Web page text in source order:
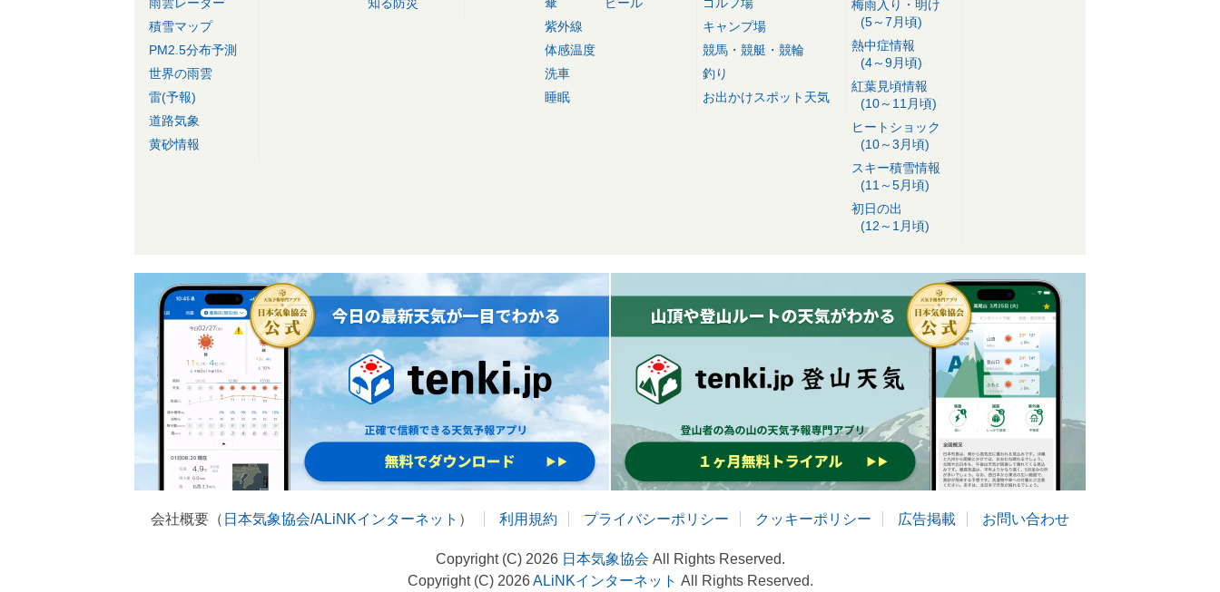
積雪マップ
PM2.5分布予測
世界の雨雲
雷(予報)
道路気象
黄砂情報
紫外線
体感温度
洗車
睡眠
キャンプ場
競馬・競艇・競輪
釣り
お出かけスポット天気
梅雨入り・明け
(5～7月頃)
熱中症情報
(4～9月頃)
紅葉見頃情報
(10～11月頃)
ヒートショック
(10～3月頃)
スキー積雪情報
(11～5月頃)
初日の出
(12～1月頃)
会社概要（ 日本気象協会/ALiNKインターネット ） 利用規約 プライバシーポリシー クッキーポリシー 広告掲載 お問い合わせ
Copyright (C) 2026 日本気象協会 All Rights Reserved.
Copyright (C) 2026ALiNKインターネット All Rights Reserved.